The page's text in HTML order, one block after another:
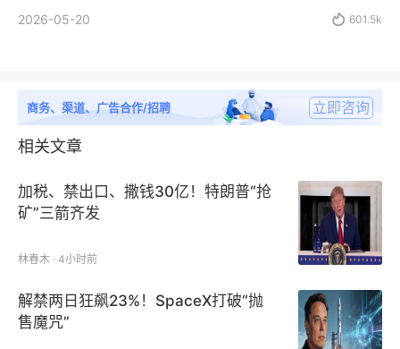
2026-05-20  601.5k
商务、渠道、广告合作/招聘 立即咨询
相关文章
加税、禁出口、撒钱30亿！特朗普“抢
矿”三箭齐发
林春木 · 4小时前
解禁两日狂飙23%！SpaceX打破“抛
售魔咒”